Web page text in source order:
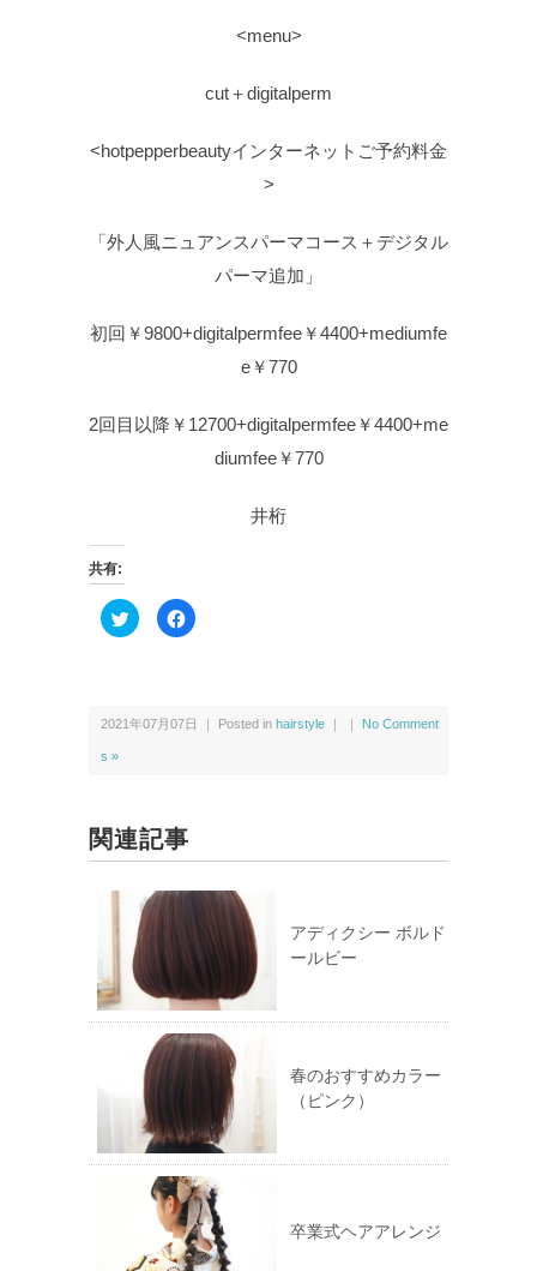
<menu>
cut＋digitalperm
<hotpepperbeautyインターネットご予約料金
>
「外人風ニュアンスパーマコース＋デジタル
パーマ追加」
初回￥9800+digitalpermfee￥4400+mediumfe
e￥770
2回目以降￥12700+digitalpermfee￥4400+me
diumfee￥770
井桁
共有:
ク
リ
w
i
有
(新
し
ィ
ン
ド
ウ
で
開
き
す)
F
a
k
で
ク
リ
ッ
し
だ
さ
い
(新
し
い
ウ
ィ
ン
ド
ま
す)
2021年07月07日 ｜ Posted in hairstyle No Comment
s »
関連記事
アディクシー ボルド
ールビー
春のおすすめカラー
（ピンク）
卒業式ヘアアレンジ